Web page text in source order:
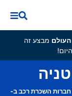
מבצע זה
חברות השכרת רכב ב-